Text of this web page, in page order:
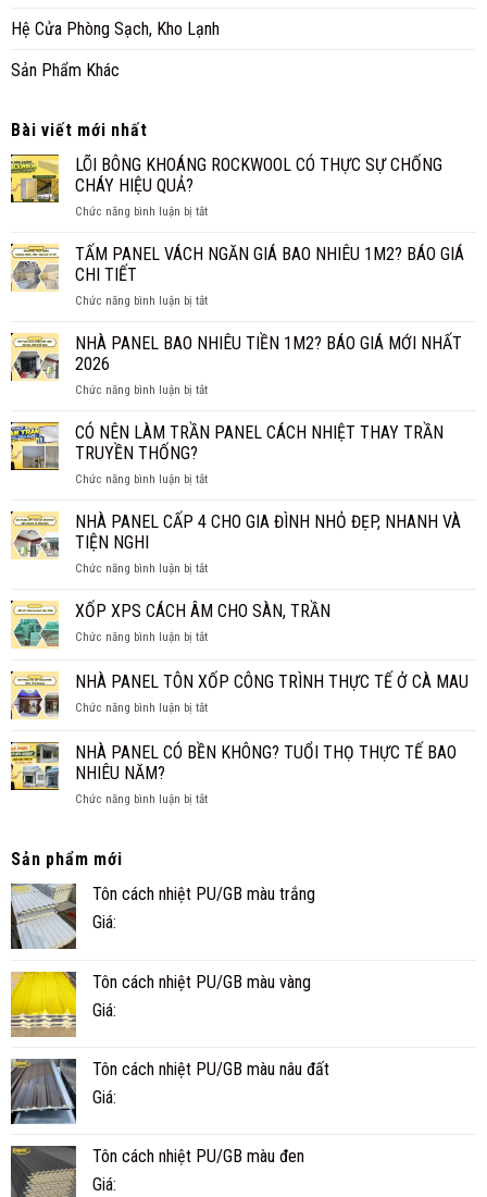
Hệ Cửa Phòng Sạch, Kho Lạnh
Sản Phẩm Khác
Bài viết mới nhất
LÕI BÔNG KHOÁNG ROCKWOOL CÓ THỰC SỰ CHỐNG
CHÁY HIỆU QUẢ?
Chức năng bình luận bị tắtở
BÔNG
CÓ
SỰ
HIỆU
TẤM PANEL VÁCH NGĂN GIÁ BAO NHIÊU 1M2? BÁO GIÁ
CHI TIẾT
Chức năng bình luận bị tắtở
PANEL
GIÁ
NHIÊU
GIÁ
TIẾT
NHÀ PANEL BAO NHIÊU TIỀN 1M2? BÁO GIÁ MỚI NHẤT
2026
Chức năng bình luận bị tắtở
PANEL
TIỀN
BÁO
NHẤT
CÓ NÊN LÀM TRẦN PANEL CÁCH NHIỆT THAY TRẦN
TRUYỀN THỐNG?
Chức năng bình luận bị tắtở
NÊN
PANEL
NHIỆT
TRẦN
THỐNG?
NHÀ PANEL CẤP 4 CHO GIA ĐÌNH NHỎ ĐẸP, NHANH VÀ
TIỆN NGHI
Chức năng bình luận bị tắtở
PANEL
4
GIA
NHỎ
NHANH
NGHI
XỐP XPS CÁCH ÂM CHO SÀN, TRẦN
Chức năng bình luận bị tắtở
XPS
CÁCH
ÂM
SÀN,
NHÀ PANEL TÔN XỐP CÔNG TRÌNH THỰC TẾ Ở CÀ MAU
Chức năng bình luận bị tắtở
PANEL
TÔN
CÔNG
CÀ
NHÀ PANEL CÓ BỀN KHÔNG? TUỔI THỌ THỰC TẾ BAO
NHIÊU NĂM?
Chức năng bình luận bị tắtở
KHÔNG?
BAO
Sản phẩm mới
Tôn cách nhiệt PU/GB màu trắng
Giá:
Tôn cách nhiệt PU/GB màu vàng
Giá:
Tôn cách nhiệt PU/GB màu nâu đất
Giá:
Tôn cách nhiệt PU/GB màu đen
Giá: